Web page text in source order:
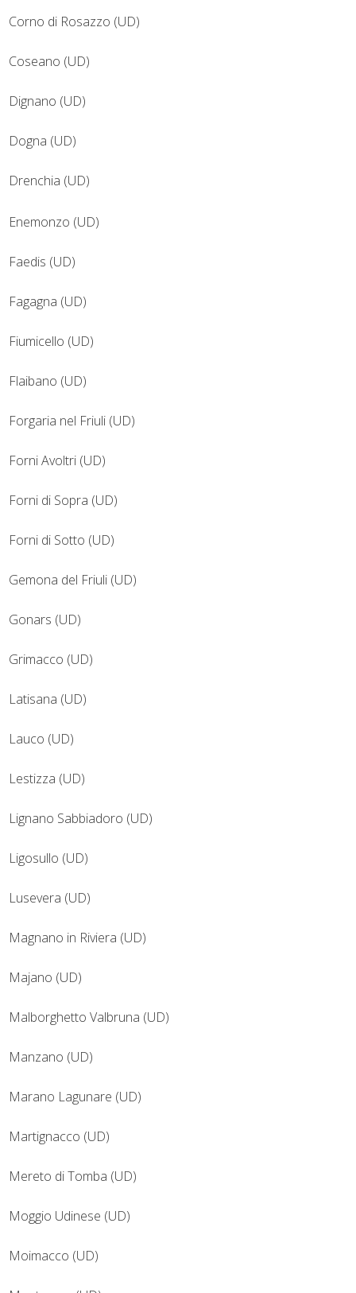
Corno di Rosazzo (UD)
Coseano (UD)
Dignano (UD)
Dogna (UD)
Drenchia (UD)
Enemonzo (UD)
Faedis (UD)
Fagagna (UD)
Fiumicello (UD)
Flaibano (UD)
Forgaria nel Friuli (UD)
Forni Avoltri (UD)
Forni di Sopra (UD)
Forni di Sotto (UD)
Gemona del Friuli (UD)
Gonars (UD)
Grimacco (UD)
Latisana (UD)
Lauco (UD)
Lestizza (UD)
Lignano Sabbiadoro (UD)
Ligosullo (UD)
Lusevera (UD)
Magnano in Riviera (UD)
Majano (UD)
Malborghetto Valbruna (UD)
Manzano (UD)
Marano Lagunare (UD)
Martignacco (UD)
Mereto di Tomba (UD)
Moggio Udinese (UD)
Moimacco (UD)